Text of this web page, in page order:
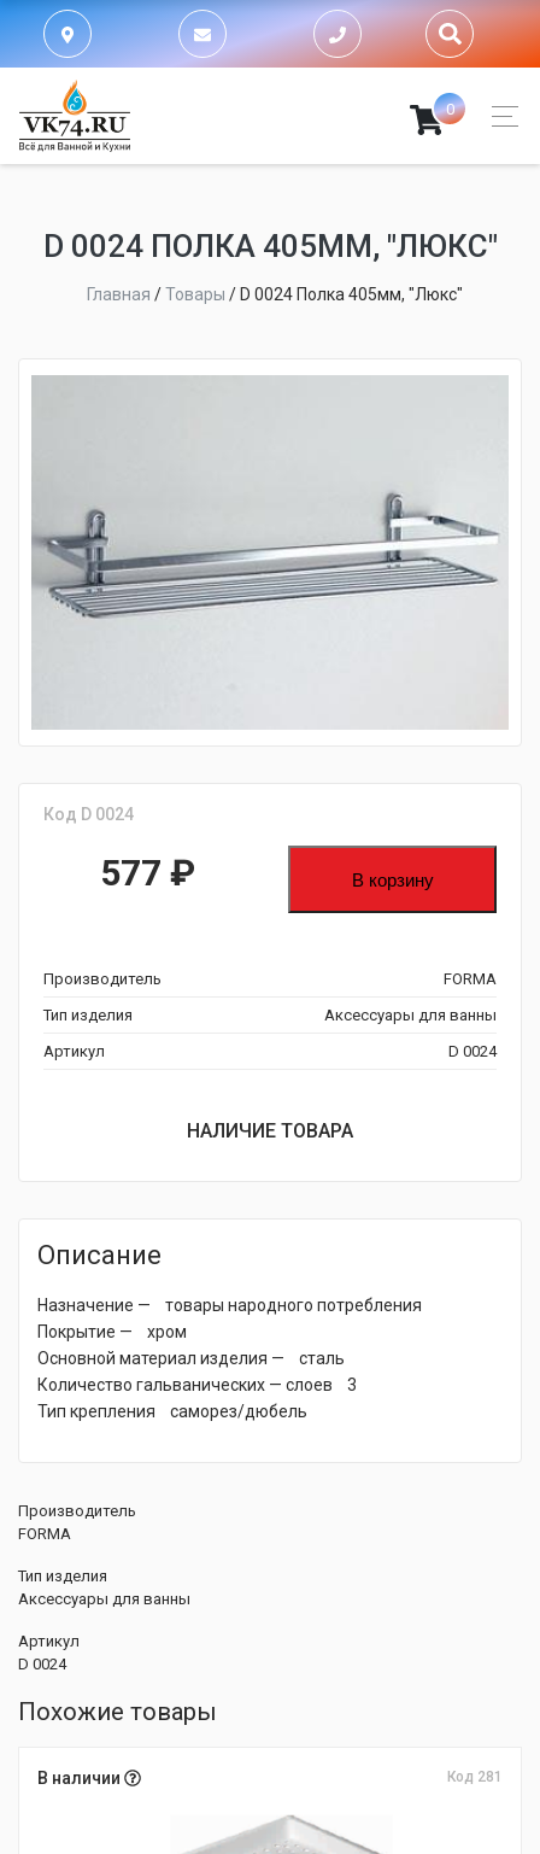
0
D 0024 ПОЛКА 405ММ, "ЛЮКС"
Главная /Товары / D 0024 Полка 405мм, "Люкс"
Код D 0024
577 ₽ В корзину
Производитель
FORMA
Тип изделия
Аксессуары для ванны
Артикул
D 0024
НАЛИЧИЕ ТОВАРА
Описание
Назначение — товары народного потребления
Покрытие — хром
Основной материал изделия — сталь
Количество гальванических — слоев 3
Тип крепления саморез/дюбель
Производитель
FORMA
Тип изделия
Аксессуары для ванны
Артикул
D 0024
Похожие товары
В наличии Код 281